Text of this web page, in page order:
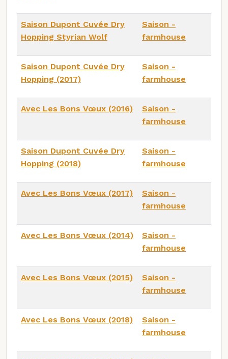
Saison Dupont Cuvée Dry
Hopping Styrian Wolf
Saison -
farmhouse
Saison Dupont Cuvée Dry
Hopping (2017)
Saison -
farmhouse
Avec Les Bons Vœux (2016)
Saison -
farmhouse
Saison Dupont Cuvée Dry
Hopping (2018)
Saison -
farmhouse
Avec Les Bons Vœux (2017)
Saison -
farmhouse
Avec Les Bons Vœux (2014)
Saison -
farmhouse
Avec Les Bons Vœux (2015)
Saison -
farmhouse
Avec Les Bons Vœux (2018)
Saison -
farmhouse